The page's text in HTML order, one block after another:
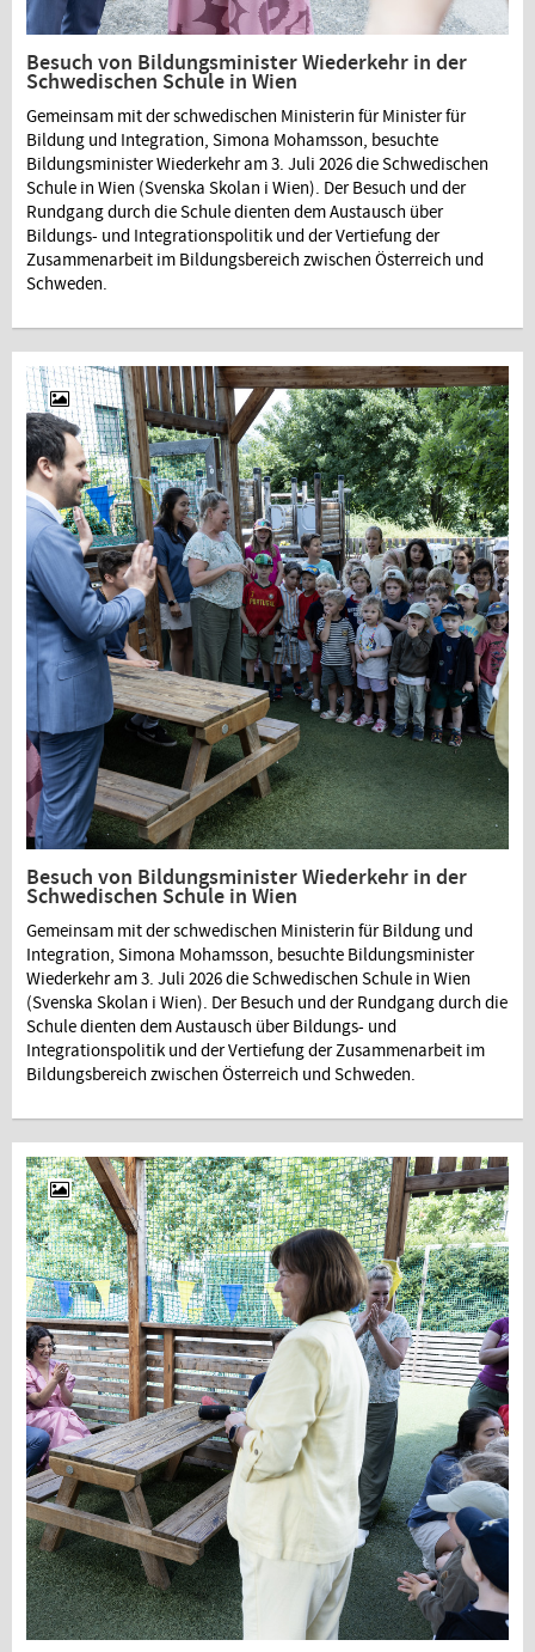
Besuch von Bildungsminister Wiederkehr in der
Schwedischen Schule in Wien
Gemeinsam mit der schwedischen Ministerin für Minister für
Bildung und Integration, Simona Mohamsson, besuchte
Bildungsminister Wiederkehr am 3. Juli 2026 die Schwedischen
Schule in Wien (Svenska Skolan i Wien). Der Besuch und der
Rundgang durch die Schule dienten dem Austausch über
Bildungs- und Integrationspolitik und der Vertiefung der
Zusammenarbeit im Bildungsbereich zwischen Österreich und
Schweden.
Besuch von Bildungsminister Wiederkehr in der
Schwedischen Schule in Wien
Gemeinsam mit der schwedischen Ministerin für Bildung und
Integration, Simona Mohamsson, besuchte Bildungsminister
Wiederkehr am 3. Juli 2026 die Schwedischen Schule in Wien
(Svenska Skolan i Wien). Der Besuch und der Rundgang durch die
Schule dienten dem Austausch über Bildungs- und
Integrationspolitik und der Vertiefung der Zusammenarbeit im
Bildungsbereich zwischen Österreich und Schweden.